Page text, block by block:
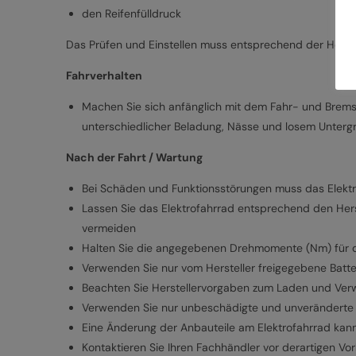
den Reifenfülldruck
Das Prüfen und Einstellen muss entsprechend der
Fahrverhalten
Machen Sie sich anfänglich mit dem Fahr- und
unterschiedlicher Beladung, Nässe und losem
Nach der Fahrt / Wartung
Bei Schäden und Funktionsstörungen muss das
Lassen Sie das Elektrofahrrad entsprechend den
vermeiden
Halten Sie die angegebenen Drehmomente (Nm) für
Verwenden Sie nur vom Hersteller freigegebene
Beachten Sie Herstellervorgaben zum Laden und
Verwenden Sie nur unbeschädigte und
Eine Änderung der Anbauteile am Elektrofahrrad
Kontaktieren Sie Ihren Fachhändler vor derartigen